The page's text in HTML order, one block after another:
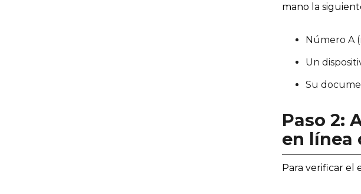
mano la
Número A
Un
Su
Paso 2:
en línea
Para verificar el